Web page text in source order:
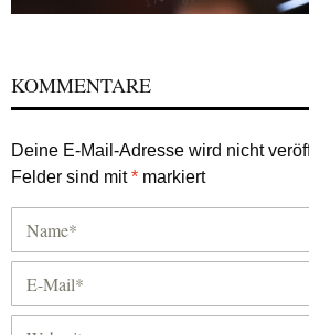
KOMMENTARE
Deine E-Mail-Adresse wird nicht
Felder sind mit* markiert